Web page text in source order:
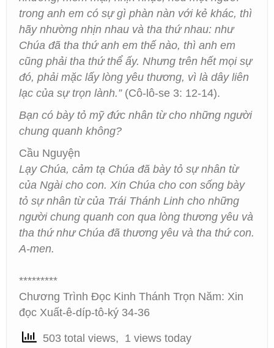
trong anh em có sự gì phàn nàn với kẻ khác, thì
hãy nhường nhịn nhau và tha thứ nhau: như
Chúa đã tha thứ anh em thế nào, thì anh em
cũng phải tha thứ thể ấy. Nhưng trên hết mọi sự
đó, phải mặc lấy lòng yêu thương, vì là dây liên
lạc của sự trọn lành.”(Cô-lô-se 3: 12-14).
Bạn có bày tỏ mỹ đức nhân từ cho những người
chung quanh không?
Cầu Nguyện
Lạy Chúa, cảm tạ Chúa đã bày tỏ sự nhân từ
của Ngài cho con. Xin Chúa cho con sống bày
tỏ sự nhân từ của Trái Thánh Linh cho những
người chung quanh con qua lòng thương yêu và
tha thứ như Chúa đã thương yêu và tha thứ con.
A-men.
*********
Chương Trình Đọc Kinh Thánh Trọn Năm: Xin
đọc Xuất-ê-díp-tô-ký 34-36
503 total views, 1 views today